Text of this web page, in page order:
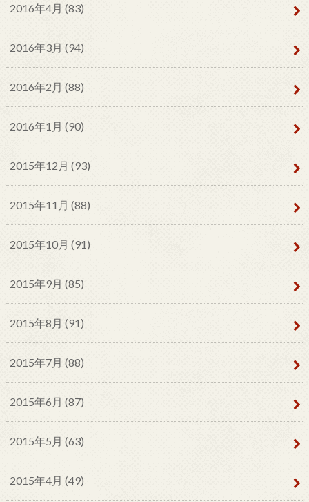
2016年4月 (83)
2016年3月 (94)
2016年2月 (88)
2016年1月 (90)
2015年12月 (93)
2015年11月 (88)
2015年10月 (91)
2015年9月 (85)
2015年8月 (91)
2015年7月 (88)
2015年6月 (87)
2015年5月 (63)
2015年4月 (49)